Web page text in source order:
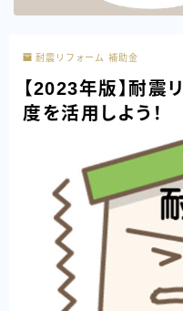
耐震リフォーム 補助金
【2023年版】耐震
度を活用しよう！